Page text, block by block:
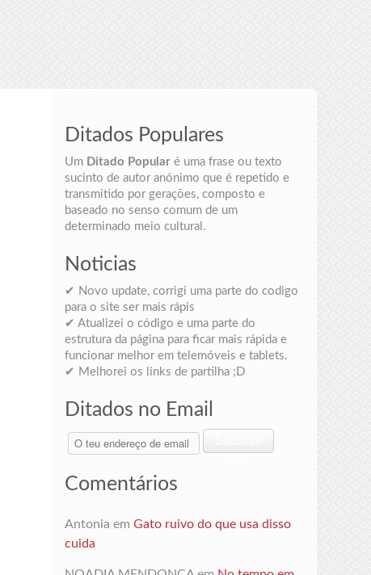
Ditados Populares
Um Ditado Popularé uma frase ou texto
sucinto de autor anónimo que é repetido e
transmitido por gerações, composto e
baseado no senso comum de um
determinado meio cultural.
Noticias
✔ Novo update, corrigi uma parte do codigo
para o site ser mais rápis
✔ Atualizei o código e uma parte do
estrutura da página para ficar mais rápida e
funcionar melhor em telemóveis e tablets.
✔ Melhorei os links de partilha ;D
Ditados no Email
O
teu
de
ver
Comentários
Antonia em Gato ruivo do que usa disso
cuida